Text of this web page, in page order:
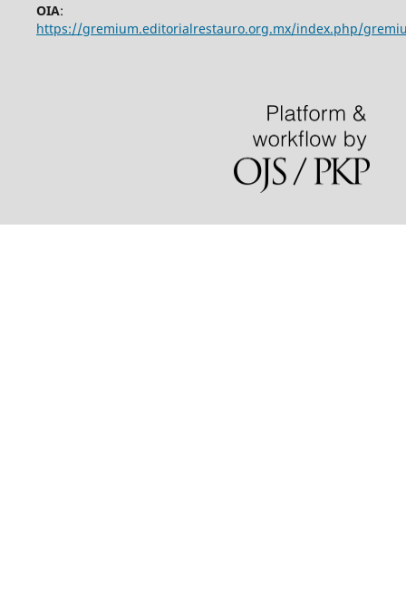
OIA:
https://gremium.editorialrestauro.org.mx/index.php/